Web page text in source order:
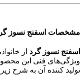
مشخصات اسفنج نسوز
اسفنج نسوز گرد از
ویژگی‌های فنی این
تولید کننده آن به شرح